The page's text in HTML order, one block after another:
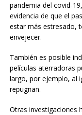
pandemia del covid-
evidencia de que el
estar más estresado,
envejecer.
También es posible
películas aterradoras
largo, por ejemplo, al
repugnan.
Otras investigaciones